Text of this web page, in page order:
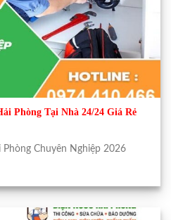
Phòng Tại Nhà 24/24 Giá Rẻ
Chuyên Nghiệp 2026